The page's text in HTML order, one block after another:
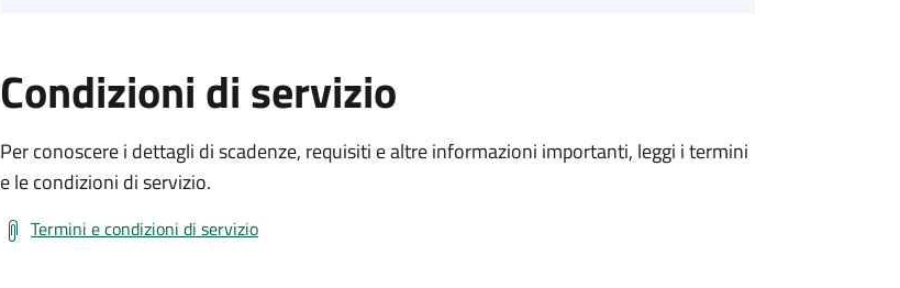
Condizioni di servizio
Per conoscere i dettagli di scadenze, requisiti e altre informazioni importanti, leggi i termini
e le condizioni di servizio.
Termini e condizioni di servizio